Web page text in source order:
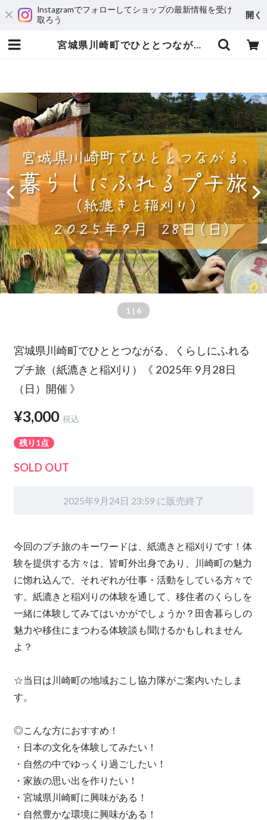
Instagramでフォローしてショップの最新情報を受け
取ろう
開く
宮城県川崎町でひととつながる、くらしにふれるプチ旅（紙漉きと稲刈り）《 2025年 9月28日（日）開催 》 | 里山Joy！
1 | 6
宮城県川崎町でひととつながる、くらしにふれる
プチ旅（紙漉きと稲刈り）《 2025年 9月28日
（日）開催 》
¥3,000 税込
残り1点
SOLD OUT
2025年9月24日 23:59 に販売終了
今回のプチ旅のキーワードは、紙漉きと稲刈りです！体
験を提供する方々は、皆町外出身であり、川崎町の魅力
に惚れ込んで、それぞれが仕事・活動をしている方々で
す。紙漉きと稲刈りの体験を通して、移住者のくらしを
一緒に体験してみてはいかがでしょうか？田舎暮らしの
魅力や移住にまつわる体験談も聞けるかもしれません
よ？
☆当日は川崎町の地域おこし協力隊がご案内いたしま
す。
◎こんな方におすすめ！
・日本の文化を体験してみたい！
・自然の中でゆっくり過ごしたい！
・家族の思い出を作りたい！
・宮城県川崎町に興味がある！
・自然豊かな環境に興味がある！